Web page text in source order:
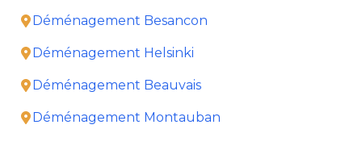
Déménagement Besancon
Déménagement Helsinki
Déménagement Beauvais
Déménagement Montauban